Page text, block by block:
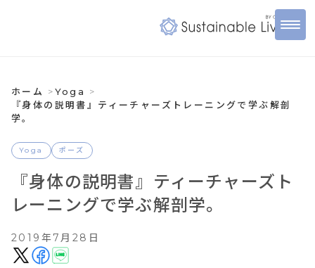
ホーム
Yoga
『身体の説明書』ティーチャーズトレーニングで学ぶ解剖
学。
Yoga ポーズ
『身体の説明書』ティーチャーズト
レーニングで学ぶ解剖学。
2019年7月28日